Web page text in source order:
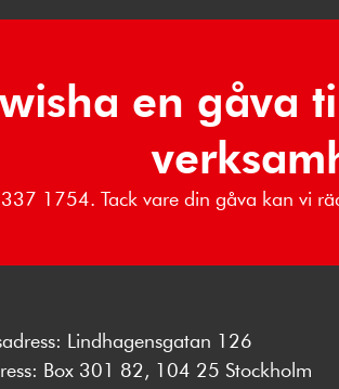
en gåva
1754. Tack vare din gåva kan vi
Lindhagensgatan 126
Box 301 82, 104 25 Stockholm